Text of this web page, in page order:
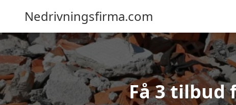
Nedrivningsfirma.com
Få 3 tilbud